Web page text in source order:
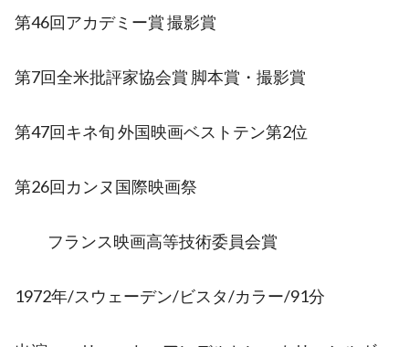
第46回アカデミー賞 撮影賞
第7回全米批評家協会賞 脚本賞・撮影賞
第47回キネ旬 外国映画ベストテン第2位
第26回カンヌ国際映画祭
フランス映画高等技術委員会賞
1972年/スウェーデン/ビスタ/カラー/91分